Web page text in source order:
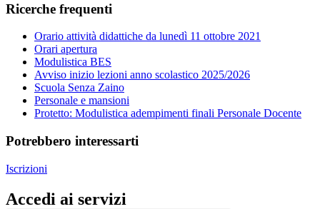
Ricerche frequenti
Orario attività didattiche da lunedì 11 ottobre 2021
Orari apertura
Modulistica BES
Avviso inizio lezioni anno scolastico 2025/2026
Scuola Senza Zaino
Personale e mansioni
Protetto: Modulistica adempimenti finali Personale Docente
Potrebbero interessarti
Iscrizioni
Accedi ai servizi